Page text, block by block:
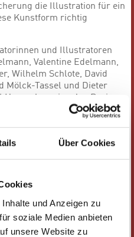
Über Cookies
und Anzeigen zu
soziale Medien anbieten
unsere Website zu
die Illustration für ein
Kunstform richtig
und Illustratoren
Valentine Edelmann,
Wilhelm Schlote, David
Mölck-Tassel und Dieter
Jan Bazing,
Klein und Miriam Migliazzi,
Tobias Wandres, Andreas
Arbeiten:
film
, Intro: Heinz